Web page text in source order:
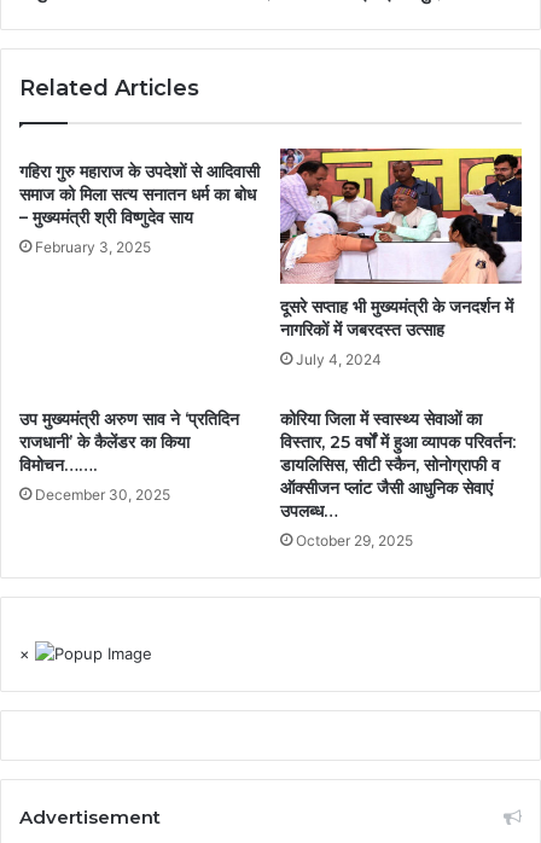
Related Articles
गहिरा गुरु महाराज के उपदेशों से आदिवासी
समाज को मिला सत्य सनातन धर्म का बोध
– मुख्यमंत्री श्री विष्णुदेव साय
February 3, 2025
दूसरे सप्ताह भी मुख्यमंत्री के जनदर्शन में
नागरिकों में जबरदस्त उत्साह
July 4, 2024
उप मुख्यमंत्री अरुण साव ने ‘प्रतिदिन
राजधानी’ के कैलेंडर का किया
विमोचन…….
December 30, 2025
कोरिया जिला में स्वास्थ्य सेवाओं का
विस्तार, 25 वर्षों में हुआ व्यापक परिवर्तन:
डायलिसिस, सीटी स्कैन, सोनोग्राफी व
ऑक्सीजन प्लांट जैसी आधुनिक सेवाएं
उपलब्ध…
October 29, 2025
×
Advertisement